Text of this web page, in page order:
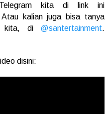
kita di link ini
kalian juga bisa tanya
kita, di @santertainment.
disini: